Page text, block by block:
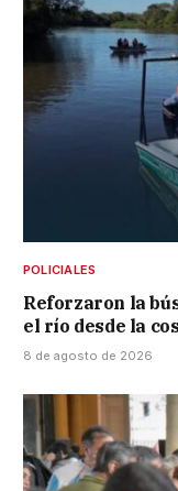
POLICIALES
Reforzaron la
el río desde la
8 de agosto de 2026